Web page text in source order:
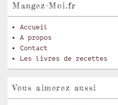
Mangez-Moi.fr
Accueil
A propos
Contact
Les livres de recettes
Vous aimerez aussi